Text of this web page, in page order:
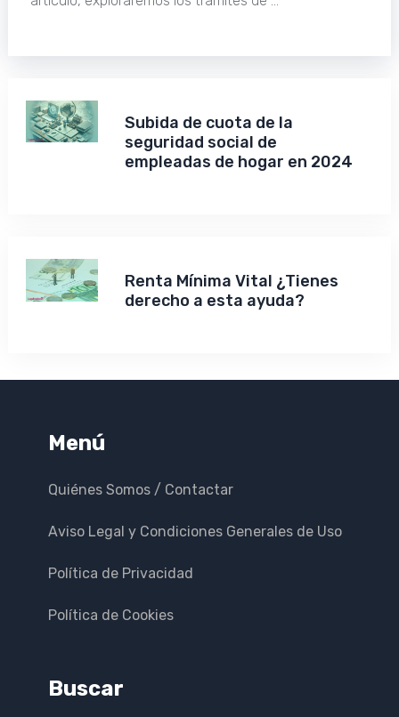
Subida de cuota de la
seguridad social de
empleadas de hogar en 2024
Renta Mínima Vital ¿Tienes
derecho a esta ayuda?
Menú
Quiénes Somos / Contactar
Aviso Legal y Condiciones Generales de Uso
Política de Privacidad
Política de Cookies
Buscar